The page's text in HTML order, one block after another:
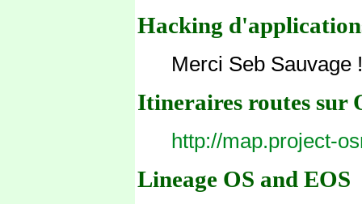
Hacking
Merci Seb Sauvage
Itineraires routes sur
http://map.project-
Lineage OS and EOS